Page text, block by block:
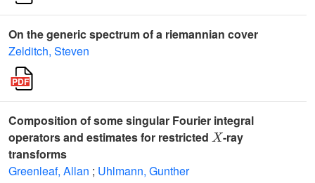
On the generic spectrum of a riemannian cover
Zelditch, Steven
Composition of some singular Fourier integral
operators and estimates for restricted
X
-ray
transforms
Greenleaf, Allan ; Uhlmann, Gunther